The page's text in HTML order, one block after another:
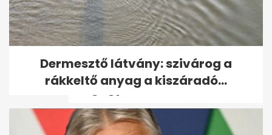
"Tiszta marad a priuszom" -
reagált Árpa Attila a
drogügyben...
Dermesztő látvány: szivárog a
rákkeltő anyag a kiszáradó...